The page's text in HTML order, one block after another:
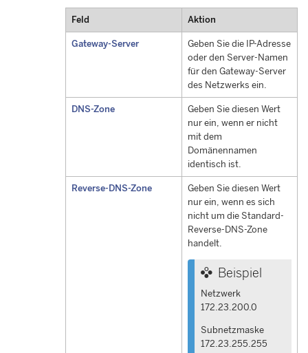
Feld Aktion
Gateway-Server
Geben Sie die IP-Adresse
oder den Server-Namen
für den Gateway-Server
des Netzwerks ein.
DNS-Zone
Geben Sie diesen Wert
nur ein, wenn er nicht
mit dem
Domänennamen
identisch ist.
Reverse-DNS-Zone
Geben Sie diesen Wert
nur ein, wenn es sich
nicht um die Standard-
Reverse-DNS-Zone
handelt.
Beispiel
Netzwerk
172.23.200.0
Subnetzmaske
172.23.255.255